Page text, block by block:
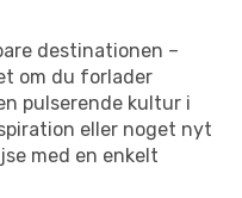
destinationen –
om du forlader
pulserende kultur i
eller noget nyt
med en enkelt